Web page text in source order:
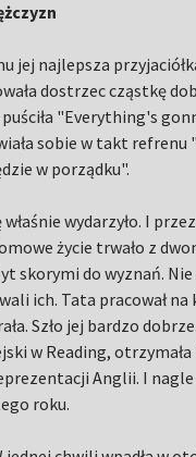
jej najlepsza
dostrzec cząstkę
"Everything's
sobie w takt
w porządku".
właśnie wydarzyło. I
życie trwało z
skorymi do wyznań.
ich. Tata pracował
Szło jej bardzo
w Reading, otrzymała
Anglii. I nagle
roku.